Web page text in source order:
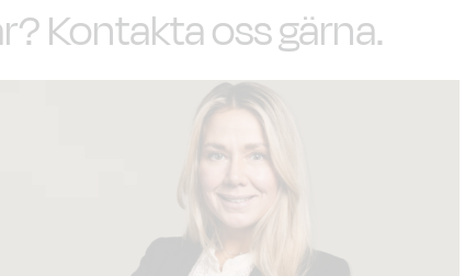
Kontakta oss gärna.